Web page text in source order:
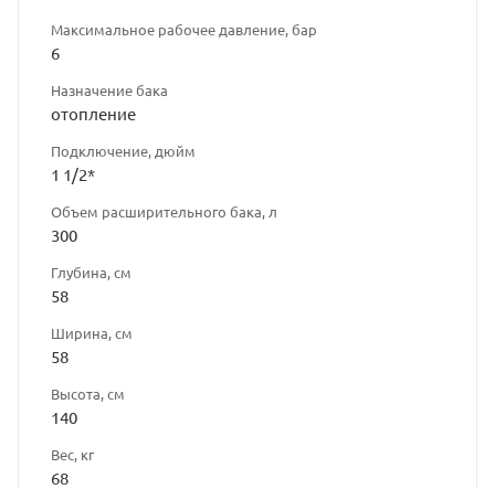
Максимальное рабочее давление, бар
6
Назначение бака
отопление
Подключение, дюйм
1 1/2*
Объем расширительного бака, л
300
Глубина, см
58
Ширина, см
58
Высота, см
140
Вес, кг
68